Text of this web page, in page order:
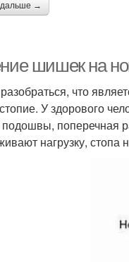
дальше →
шишек на
что
У здорового
подошвы, поперечная
нагрузку, стопа